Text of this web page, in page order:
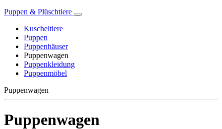
Puppen & Plüschtiere
Kuscheltiere
Puppen
Puppenhäuser
Puppenwagen
Puppenkleidung
Puppenmöbel
Puppenwagen
Puppenwagen